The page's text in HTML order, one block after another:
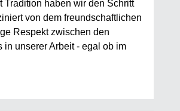
Tradition haben wir den Schritt
von dem freundschaftlichen
Respekt zwischen den
unserer Arbeit - egal ob im